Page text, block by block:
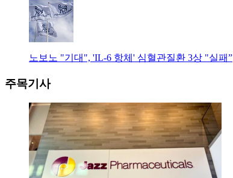
노보노 "기대", 'IL-6 항체' 심혈관질환 3상 "실패”
주목기사